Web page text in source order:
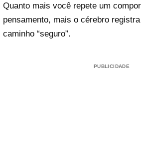
Quanto mais você repete um
pensamento, mais o cérebro
caminho “seguro”.
PUBLICIDADE